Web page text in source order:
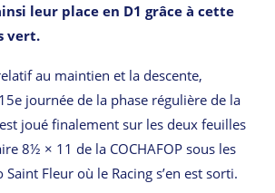
leur place en D1 grâce à cette
vert.
au maintien et la descente,
journée de la phase régulière de la
joué finalement sur les deux feuilles
8½ × 11 de la COCHAFOP sous les
Fleur où le Racing s’en est sorti.